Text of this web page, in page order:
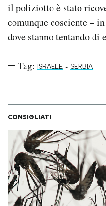
il poliziotto è stato
comunque cosciente –
dove stanno tentando
Tag: ISRAELE - SERBIA
CONSIGLIATI